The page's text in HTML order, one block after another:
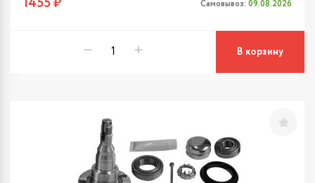
Самовывоз: 09.08.2026
В корзину